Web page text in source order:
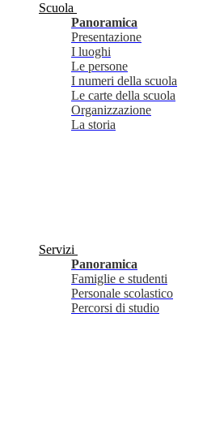
Scuola
Panoramica
Presentazione
I luoghi
Le persone
I numeri della scuola
Le carte della scuola
Organizzazione
La storia
Servizi
Panoramica
Famiglie e studenti
Personale scolastico
Percorsi di studio